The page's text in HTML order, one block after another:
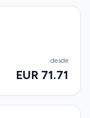
desde
EUR 71.71